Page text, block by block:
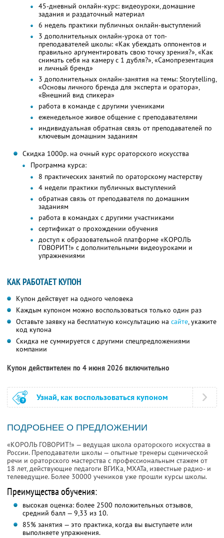
45-дневный онлайн-курс: видеоуроки, домашние
задания и раздаточный материал
6 недель практики публичных онлайн-выступлений
3 дополнительных онлайн-урока от топ-
преподавателей школы: «Как убеждать оппонентов и
правильно аргументировать свою точку зрения?», «Как
снимать себя на камеру с 1 дубля?», «Самопрезентация
и личный бренд»
3 дополнительных онлайн-занятия на темы: Storytelling,
«Основы личного бренда для эксперта и оратора»,
«Внешний вид спикера»
работа в команде с другими учениками
еженедельное живое общение с преподавателями
индивидуальная обратная связь от преподавателей по
ключевым домашним заданиям
Скидка 1000р. на очный курс ораторского искусства
Программа курса:
8 практических занятий по ораторскому мастерству
4 недели практики публичных выступлений
обратная связь от преподавателя по домашним
заданиям
работа в командах с другими участниками
сертификат о прохождении обучения
доступ к образовательной платформе «КОРОЛЬ
ГОВОРИТ!» с дополнительными видеоуроками и
упражнениями
КАК РАБОТАЕТ КУПОН
Купон действует на одного человека
Каждым купоном можно воспользоваться только один раз
Оставьте заявку на бесплатную консультацию на сайте, укажите
код купона
Скидка не суммируется с другими спецпредложениями
компании
Купон действителен по 4 июня 2026 включительно
Узнай, как воспользоваться купоном
ПОДРОБНЕЕ О ПРЕДЛОЖЕНИИ
«КОРОЛЬ ГОВОРИТ!» — ведущая школа ораторского искусства в
России. Преподаватели школы — опытные тренеры сценической
речи и ораторского мастерства с профессиональным стажем от
18 лет, действующие педагоги ВГИКа, МХАТа, известные радио- и
телеведущие. Более 30000 учеников уже прошли курсы школы.
Преимущества обучения:
высокая оценка: более 2500 положительных отзывов,
средний балл — 9,33 из 10.
85% занятия — это практика, когда вы выступаете или
выполняете упражнения.